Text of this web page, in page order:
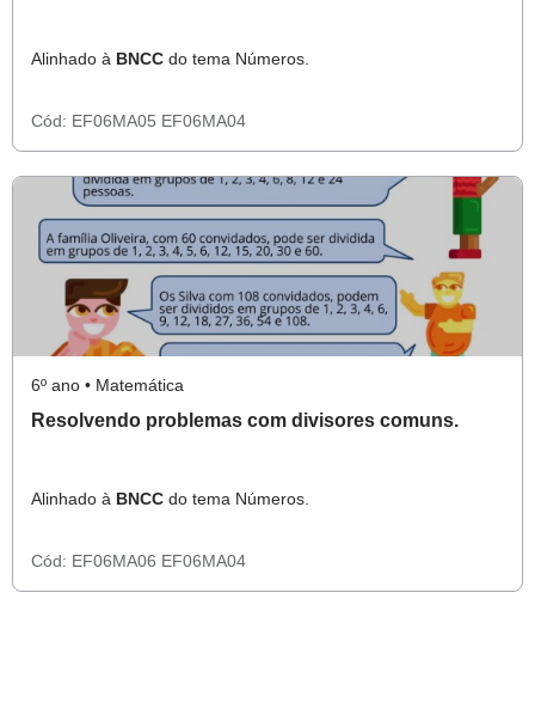
Alinhado à BNCC do tema Números.
Cód: EF06MA05 EF06MA04
6º ano • Matemática
Resolvendo problemas com divisores comuns.
Alinhado à BNCC do tema Números.
Cód: EF06MA06 EF06MA04